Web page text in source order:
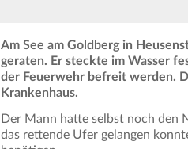
Am See am Goldberg in
geraten. Er steckte im Wasser
der Feuerwehr befreit werden.
Krankenhaus.
Der Mann hatte selbst noch den
das rettende Ufer gelangen